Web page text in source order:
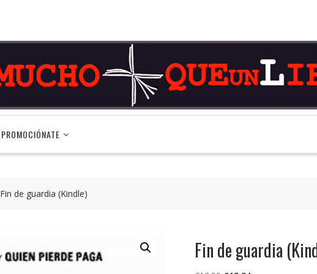
PROMOCIÓNATE
Fin de guardia (Kindle)
Fin de guardia